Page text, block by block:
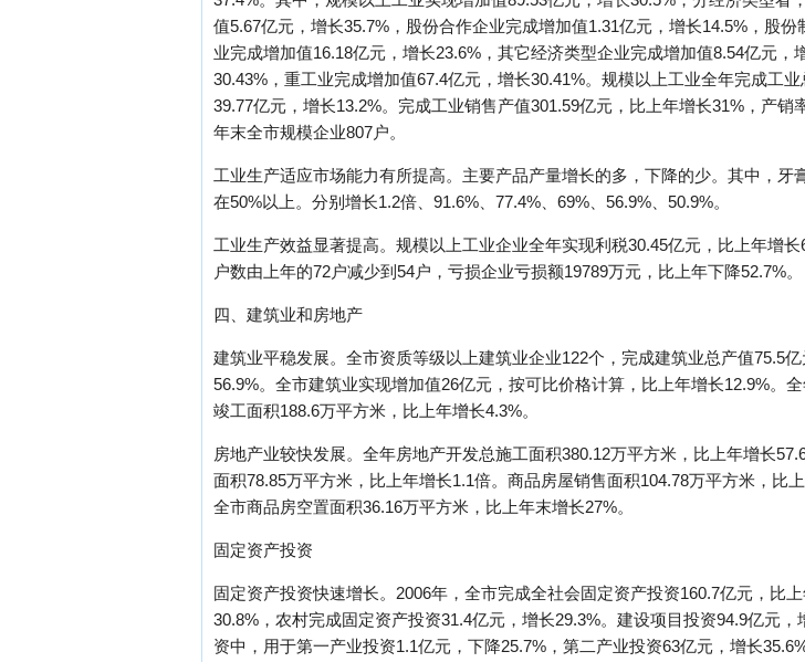
值5.67亿元，增长35.7%，股份合作企业完成增加值1.31亿元，增长14.5%，股
业完成增加值16.18亿元，增长23.6%，其它经济类型企业完成增加值8.54亿元
30.43%，重工业完成增加值67.4亿元，增长30.41%。规模以上工业全年完成工
39.77亿元，增长13.2%。完成工业销售产值301.59亿元，比上年增长31%，产
年末全市规模企业807户。
工业生产适应市场能力有所提高。主要产品产量增长的多，下降的少。其中，
在50%以上。分别增长1.2倍、91.6%、77.4%、69%、56.9%、50.9%。
工业生产效益显著提高。规模以上工业企业全年实现利税30.45亿元，比上年增
户数由上年的72户减少到54户，亏损企业亏损额19789万元，比上年下降52.7%。
四、建筑业和房地产
建筑业平稳发展。全市资质等级以上建筑业企业122个，完成建筑业总产值75.5
56.9%。全市建筑业实现增加值26亿元，按可比价格计算，比上年增长12.9%。
竣工面积188.6万平方米，比上年增长4.3%。
房地产业较快发展。全年房地产开发总施工面积380.12万平方米，比上年增长
面积78.85万平方米，比上年增长1.1倍。商品房屋销售面积104.78万平方米，比
全市商品房空置面积36.16万平方米，比上年末增长27%。
固定资产投资
固定资产投资快速增长。2006年，全市完成全社会固定资产投资160.7亿元，比
30.8%，农村完成固定资产投资31.4亿元，增长29.3%。建设项目投资94.9亿元
资中，用于第一产业投资1.1亿元，下降25.7%，第二产业投资63亿元，增长